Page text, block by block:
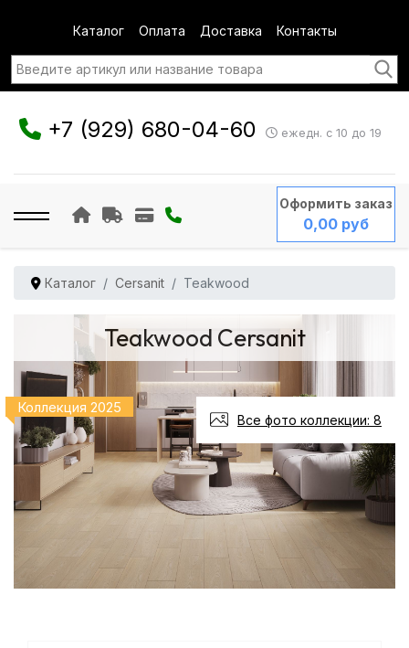
Каталог Оплата Доставка Контакты
+7 (929) 680-04-60 ежедн. с 10 до 19
Оформить заказ
0,00 руб
Каталог Cersanit Teakwood
Коллекция 2025
Teakwood Cersanit
Все фото коллекции: 8